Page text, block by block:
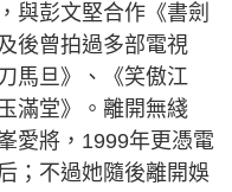
與彭文堅合作《書劍
後曾拍過多部電視
馬旦》、《笑傲江
滿堂》。離開無綫
愛將，1999年更憑電
；不過她隨後離開娛